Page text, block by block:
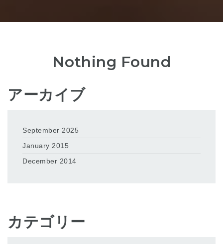
Nothing Found
アーカイブ
September 2025
January 2015
December 2014
カテゴリー